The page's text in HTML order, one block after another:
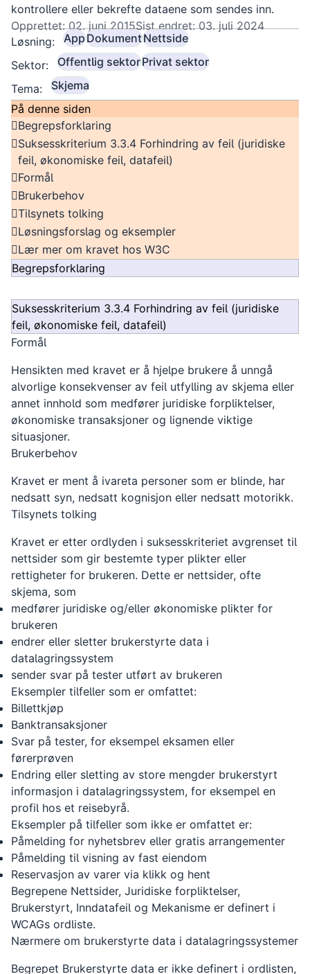
kontrollere eller bekrefte dataene som sendes inn.
Opprettet: 02. juni 2015Sist endret: 03. juli 2024
Løsning:
AppDokumentNettside
Sektor:
Offentlig sektorPrivat sektor
Tema:
Skjema
På denne siden
Begrepsforklaring
Suksesskriterium 3.3.4 Forhindring av feil (juridiske
feil, økonomiske feil, datafeil)
Formål
Brukerbehov
Tilsynets tolking
Løsningsforslag og eksempler
Lær mer om kravet hos W3C
Begrepsforklaring
Suksesskriterium 3.3.4 Forhindring av feil (juridiske
feil, økonomiske feil, datafeil)
Formål
Hensikten med kravet er å hjelpe brukere å unngå
alvorlige konsekvenser av feil utfylling av skjema eller
annet innhold som medfører juridiske forpliktelser,
økonomiske transaksjoner og lignende viktige
situasjoner.
Brukerbehov
Kravet er ment å ivareta personer som er blinde, har
nedsatt syn, nedsatt kognisjon eller nedsatt motorikk.
Tilsynets tolking
Kravet er etter ordlyden i suksesskriteriet avgrenset til
nettsider som gir bestemte typer plikter eller
rettigheter for brukeren. Dette er nettsider, ofte
skjema, som
medfører juridiske og/eller økonomiske plikter for
brukeren
endrer eller sletter brukerstyrte data i
datalagringssystem
sender svar på tester utført av brukeren
Eksempler tilfeller som er omfattet:
Billettkjøp
Banktransaksjoner
Svar på tester, for eksempel eksamen eller
førerprøven
Endring eller sletting av store mengder brukerstyrt
informasjon i datalagringssystem, for eksempel en
profil hos et reisebyrå.
Eksempler på tilfeller som ikke er omfattet er:
Påmelding for nyhetsbrev eller gratis arrangementer
Påmelding til visning av fast eiendom
Reservasjon av varer via klikk og hent
Begrepene Nettsider, Juridiske forpliktelser,
Brukerstyrt, Inndatafeil og Mekanisme er definert i
WCAGs ordliste.
Nærmere om brukerstyrte data i datalagringssystemer
Begrepet Brukerstyrte data er ikke definert i ordlisten,